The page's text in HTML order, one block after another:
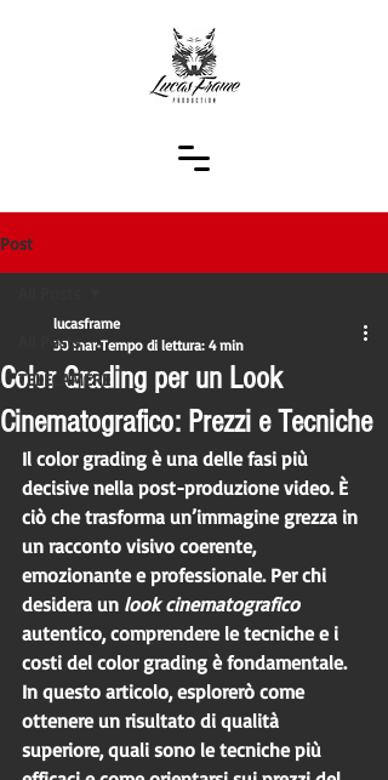
Post
All Posts
TELECAMERE
Color Grading per un Look
Cinematografico: Prezzi e Tecniche
lucasframe
30 mar Tempo di lettura: 4 min
Il color grading è una delle fasi più
decisive nella post-produzione video. È
ciò che trasforma un’immagine grezza in
un racconto visivo coerente,
emozionante e professionale. Per chi
desidera un look cinematografico
autentico, comprendere le tecniche e i
costi del color grading è fondamentale.
In questo articolo, esplorerò come
ottenere un risultato di qualità
superiore, quali sono le tecniche più